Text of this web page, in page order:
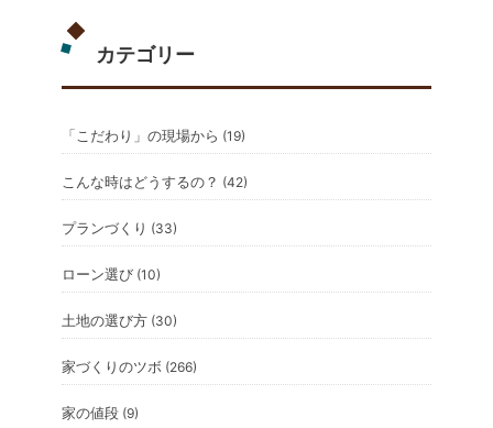
カテゴリー
「こだわり」の現場から (19)
こんな時はどうするの？ (42)
プランづくり (33)
ローン選び (10)
土地の選び方 (30)
家づくりのツボ (266)
家の値段 (9)